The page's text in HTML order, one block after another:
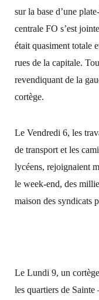
sur la base d’une
centrale FO s’est
était quasiment totale
rues de la capitale.
revendiquant de la
cortège.
Le Vendredi 6, les
de transport et les
lycéens, rejoignaient
le week-end, des
maison des syndicats
Le Lundi 9, un
les quartiers de